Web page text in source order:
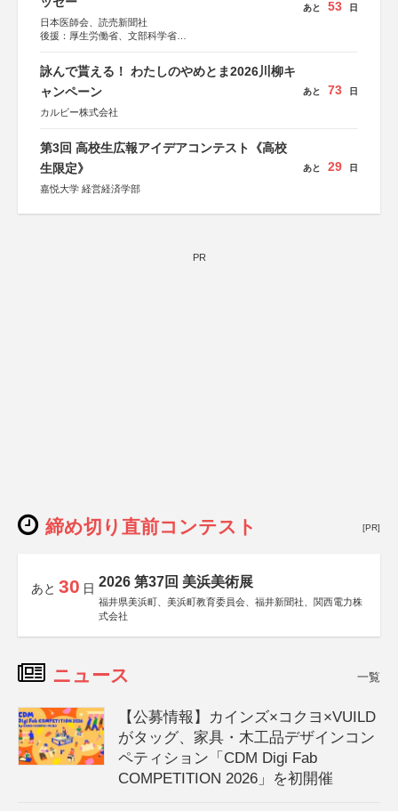
日本医師会、読売新聞社
後援：厚生労働省、文部科学省
しん生命保険株式会社
あと 53 日
詠んで貰える！ わたしのやめとま2026川柳キ
ャンペーン
カルビー株式会社
あと 73 日
第3回 高校生広報アイデアコンテスト《高校
生限定》
嘉悦大学 経営経済学部
あと 29 日
PR
締め切り直前コンテスト [PR]
あと 30 日 2026 第37回 美浜美術展
福井県美浜町、美浜町教育委員会、福井新聞社、関西電力株
式会社
ニュース 一覧
【公募情報】カインズ×コクヨ×VUILD
がタッグ、家具・木工品デザインコン
ペティション「CDM Digi Fab
COMPETITION 2026」を初開催